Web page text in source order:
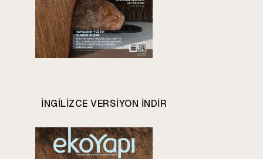
INGILIZCE VERSIYON INDIR